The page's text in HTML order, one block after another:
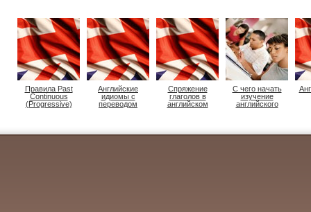
Правила Past
Continuous
(Progressive)
Английские
идиомы с
переводом
Спряжение
глаголов в
английском
С чего начать
изучение
английского